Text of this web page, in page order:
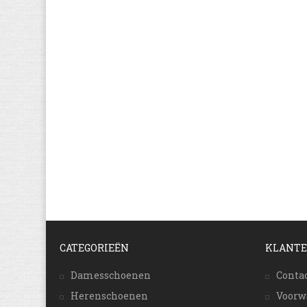
CATEGORIEËN
Damesschoenen
Herenschoenen